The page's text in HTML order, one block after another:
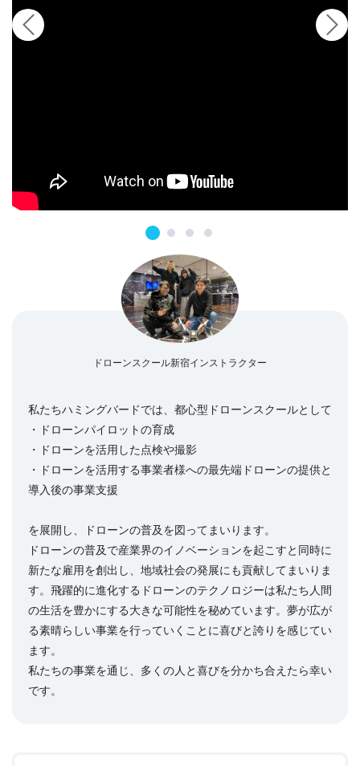
ドローンスクール新宿インストラクター
私たちハミングバードでは、都心型ドローンスクールとして
・ドローンパイロットの育成
・ドローンを活用した点検や撮影
・ドローンを活用する事業者様への最先端ドローンの提供と
導入後の事業支援
を展開し、ドローンの普及を図ってまいります。
ドローンの普及で産業界のイノベーションを起こすと同時に
新たな雇用を創出し、地域社会の発展にも貢献してまいりま
す。飛躍的に進化するドローンのテクノロジーは私たち人間
の生活を豊かにする大きな可能性を秘めています。夢が広が
る素晴らしい事業を行っていくことに喜びと誇りを感じてい
ます。
私たちの事業を通じ、多くの人と喜びを分かち合えたら幸い
です。